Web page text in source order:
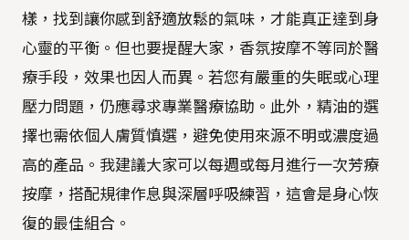
樣，找到讓你感到舒適放鬆的氣味，才能真正達到身
心靈的平衡。但也要提醒大家，香氛按摩不等同於醫
療手段，效果也因人而異。若您有嚴重的失眠或心理
壓力問題，仍應尋求專業醫療協助。此外，精油的選
擇也需依個人膚質慎選，避免使用來源不明或濃度過
高的產品。我建議大家可以每週或每月進行一次芳療
按摩，搭配規律作息與深層呼吸練習，這會是身心恢
復的最佳組合。